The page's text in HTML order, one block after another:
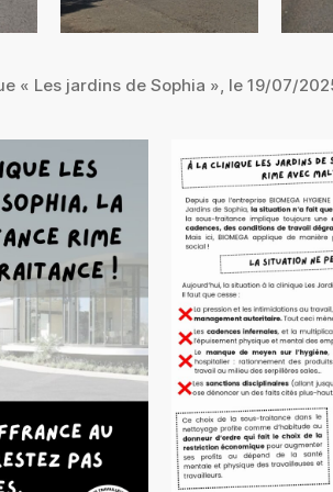
« Les jardins de Sophia », le 19/07/